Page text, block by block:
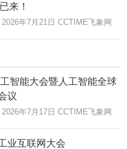
来！
2026年7月21日 CCTIME飞象网
智能大会暨人工智能全球
议
2026年7月17日 CCTIME飞象网
业互联网大会